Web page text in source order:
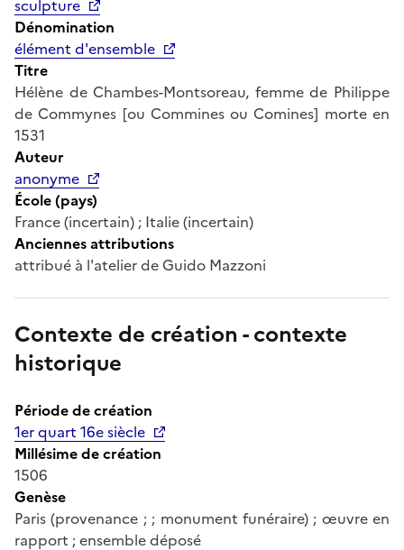
sculpture
Dénomination
élément d'ensemble
Titre
Hélène de Chambes-Montsoreau, femme de Philippe
de Commynes [ou Commines ou Comines] morte en
1531
Auteur
anonyme
École (pays)
France (incertain) ; Italie (incertain)
Anciennes attributions
attribué à l'atelier de Guido Mazzoni
Contexte de création - contexte
historique
Période de création
1er quart 16e siècle
Millésime de création
1506
Genèse
Paris (provenance ; ; monument funéraire) ; œuvre en
rapport ; ensemble déposé